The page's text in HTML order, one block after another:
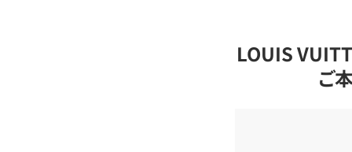
LOUIS
ご